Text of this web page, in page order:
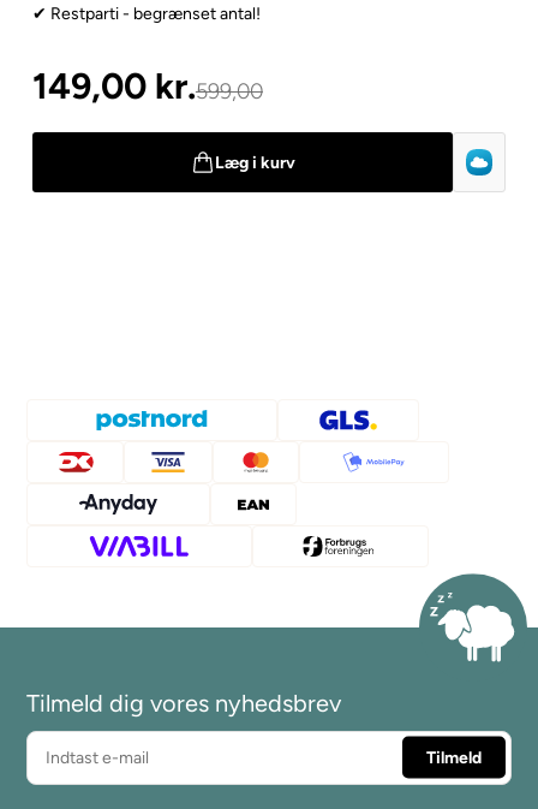
✔ Restparti - begrænset antal!
149,00 kr.599,00
Læg i kurv
Tilmeld dig vores nyhedsbrev